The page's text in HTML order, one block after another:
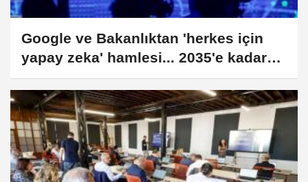
Google ve Bakanlıktan 'herkes için
yapay zeka' hamlesi... 2035'e kadar
96 milyar dolarlık katkı